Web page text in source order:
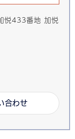
悦433番地 加悦
合わせ